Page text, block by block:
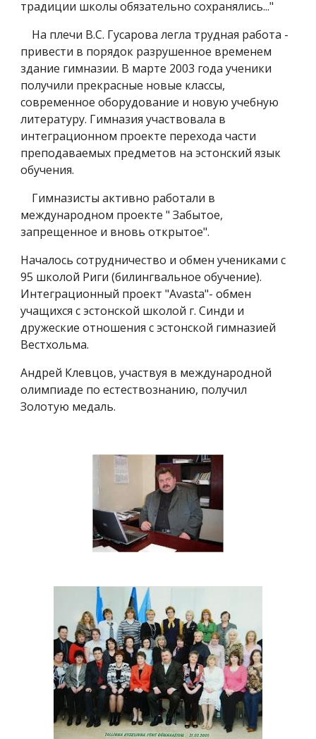
традиции школы обязательно сохранялись..."
На плечи В.С. Гусарова легла трудная работа -
привести в порядок разрушенное временем
здание гимназии. В марте 2003 года ученики
получили прекрасные новые классы,
современное оборудование и новую учебную
литературу. Гимназия участвовала в
интеграционном проекте перехода части
преподаваемых предметов на эстонский язык
обучения.
Гимназисты активно работали в
международном проекте " Забытое,
запрещенное и вновь открытое".
Началось сотрудничество и обмен учениками с
95 школой Риги (билингвальное обучение).
Интеграционный проект "Avasta"- обмен
учащихся с эстонской школой г. Синди и
дружеские отношения с эстонской гимназией
Вестхольма.
Андрей Клевцов, участвуя в международной
олимпиаде по естествознанию, получил
Золотую медаль.